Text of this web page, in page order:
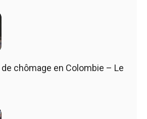
chômage en Colombie – Le